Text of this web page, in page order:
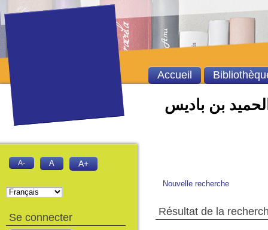
بن باديس
Nouvelle recherche
Résultat de la
Accueil
A- A A+
Se connecter